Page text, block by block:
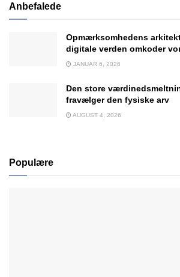
Anbefalede
Opmærksomhedens
digitale verden omkoder
JANUAR 6, 2026
Den store
fravælger den fysiske arv
AUGUST 4, 2026
Populære